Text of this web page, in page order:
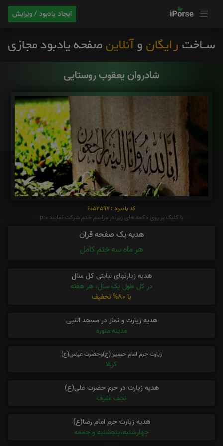
ایجاد یادبود / ویرایش
شادروان یعقوب روستایی
کد یادبود : 6052597
با کلیک بر روی دکمه های زیر،در مراسم ختم شرکت نمایید p:0
هدیه یک صفحه قرآن
هر ماه سه ختم کامل
هدیه زیارتهای نیابتی کل سال
در کل طول یک سال، هر هفته
با 80% تخفیف
هدیه زیارت و نماز در مسجد النبی
مدینه منوره
زیارت حرم امام حسین(ع)وحضرت عباس(ع)
کربلا
هدیه زیارت در حرم حضرت علی(ع)
نجف اشرف
هدیه زیارت حرم امام رضا(ع)
چهارشنبه،پنجشنبه و جمعه